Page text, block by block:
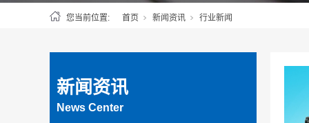
您当前位置: 首页 新闻资讯 行业新闻
新闻资讯
News Center